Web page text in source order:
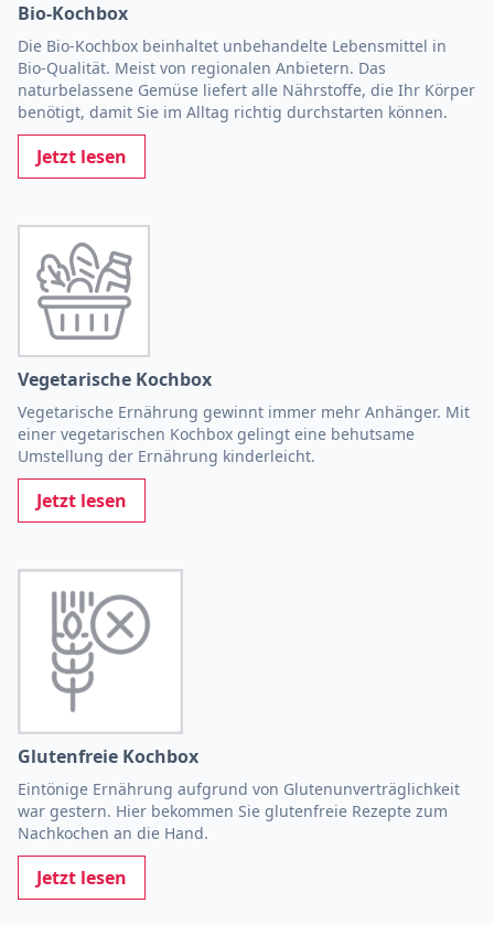
Bio-Kochbox
Die Bio-Kochbox beinhaltet unbehandelte Lebensmittel in
Bio-Qualität. Meist von regionalen Anbietern. Das
naturbelassene Gemüse liefert alle Nährstoffe, die Ihr Körper
benötigt, damit Sie im Alltag richtig durchstarten können.
Jetzt lesen
Vegetarische Kochbox
Vegetarische Ernährung gewinnt immer mehr Anhänger. Mit
einer vegetarischen Kochbox gelingt eine behutsame
Umstellung der Ernährung kinderleicht.
Jetzt lesen
Glutenfreie Kochbox
Eintönige Ernährung aufgrund von Glutenunverträglichkeit
war gestern. Hier bekommen Sie glutenfreie Rezepte zum
Nachkochen an die Hand.
Jetzt lesen